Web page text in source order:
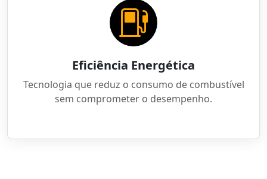
Eficiência Energética
Tecnologia que reduz o consumo de combustível
sem comprometer o desempenho.